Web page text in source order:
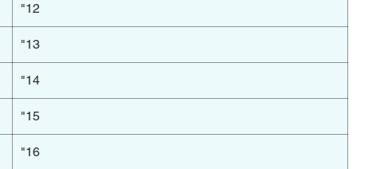
12"
13"
14"
15"
16"